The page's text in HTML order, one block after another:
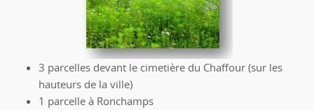
3 parcelles devant le cimetière du Chaffour (sur les
hauteurs de la ville)
1 parcelle à Ronchamps